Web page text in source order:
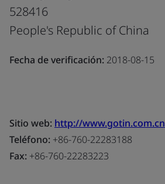
528416
People's Republic of China
Fecha de verificación: 2018-08-15
Sitio web: http://www.gotin.com.cn
Teléfono: +86-760-22283188
Fax: +86-760-22283223